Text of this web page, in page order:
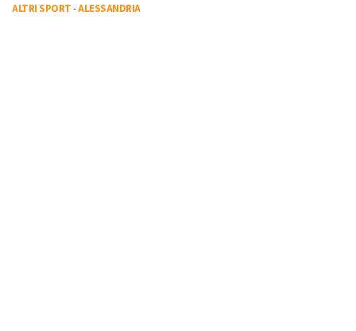
ALTRI SPORT-ALESSANDRIA